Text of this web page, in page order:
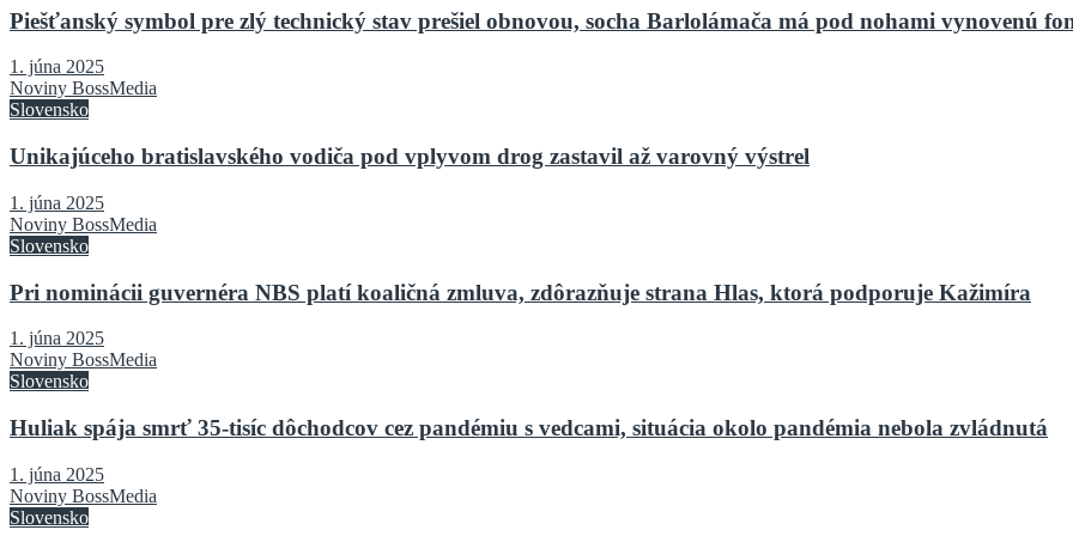
Piešťanský symbol pre zlý technický stav prešiel obnovou, socha Barlolámača má pod nohami vynovenú
1. júna 2025
Noviny BossMedia
Slovensko
Unikajúceho bratislavského vodiča pod vplyvom drog zastavil až varovný výstrel
1. júna 2025
Noviny BossMedia
Slovensko
Pri nominácii guvernéra NBS platí koaličná zmluva, zdôrazňuje strana Hlas, ktorá podporuje Kažimíra
1. júna 2025
Noviny BossMedia
Slovensko
Huliak spája smrť 35-tisíc dôchodcov cez pandémiu s vedcami, situácia okolo pandémia nebola zvládnutá
1. júna 2025
Noviny BossMedia
Slovensko